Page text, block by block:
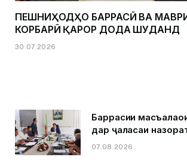
ПЕШНИҲОДҲО БАРРАСӢ ВА
КОРБАРӢ ҚАРОР ДОДА ШУДАНД
30.07.2026
Баррасии
дар ҷаласаи
07.08.2026